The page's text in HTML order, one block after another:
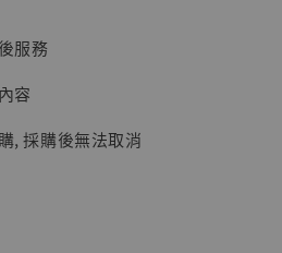
1/6系列可動蒐藏人偶 讓
服務
容
, 採購後無法取消